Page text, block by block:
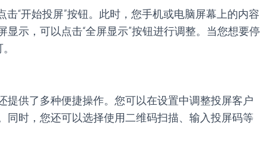
击“开始投屏”按钮。此时，您手机或电脑屏幕上的内容
示，可以点击“全屏显示”按钮进行调整。当您想要停
提供了多种便捷操作。您可以在设置中调整投屏客户
同时，您还可以选择使用二维码扫描、输入投屏码等